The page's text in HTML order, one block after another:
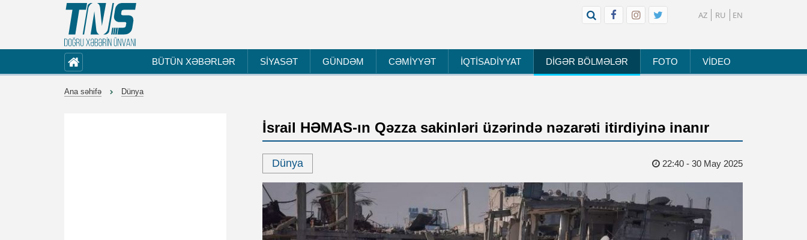
AZ RU EN
BÜTÜN XƏBƏRLƏR SİYASƏT GÜNDƏM CƏMİYYƏT İQTİSADİYYAT DİGƏR BÖLMƏLƏR FOTO VİDEO
Ana səhifə Dünya
İsrail HƏMAS-ın Qəzza sakinləri üzərində nəzarəti itirdiyinə inanır
Dünya 22:40 - 30 May 2025